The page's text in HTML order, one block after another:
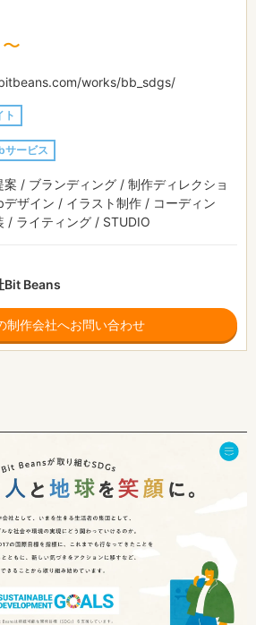
works/bb_sdgs/
ト
サービス
案 / ブランディング / 制作ディレクショ
デザイン / イラスト制作 / コーディン
/ ライティング / STUDIO
Bit Beans
制作会社へお問い合わせ